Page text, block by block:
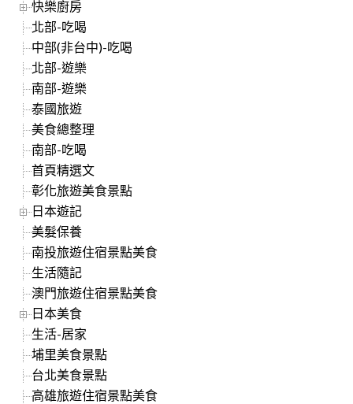
快樂廚房
北部-吃喝
中部(非台中)-吃喝
北部-遊樂
南部-遊樂
泰國旅遊
美食總整理
南部-吃喝
首頁精選文
彰化旅遊美食景點
日本遊記
美髮保養
南投旅遊住宿景點美食
生活隨記
澳門旅遊住宿景點美食
日本美食
生活-居家
埔里美食景點
台北美食景點
高雄旅遊住宿景點美食